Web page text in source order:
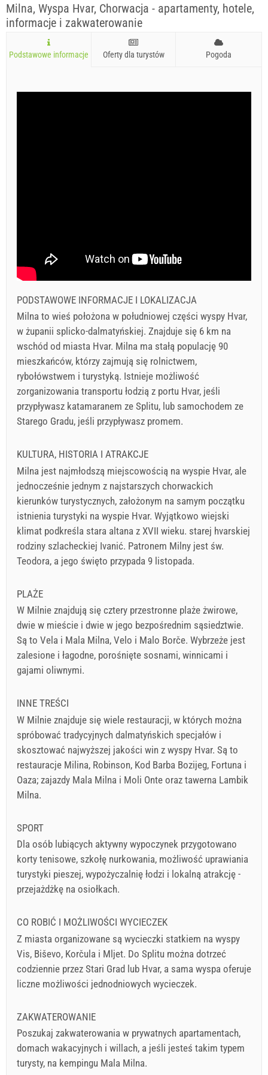
Milna, Wyspa Hvar, Chorwacja - apartamenty, hotele,
informacje i zakwaterowanie
Podstawowe informacje Oferty dla turystów Pogoda
PODSTAWOWE INFORMACJE I LOKALIZACJA
Milna to wieś położona w południowej części wyspy Hvar,
w żupanii splicko-dalmatyńskiej. Znajduje się 6 km na
wschód od miasta Hvar. Milna ma stałą populację 90
mieszkańców, którzy zajmują się rolnictwem,
rybołówstwem i turystyką. Istnieje możliwość
zorganizowania transportu łodzią z portu Hvar, jeśli
przypływasz katamaranem ze Splitu, lub samochodem ze
Starego Gradu, jeśli przypływasz promem.
KULTURA, HISTORIA I ATRAKCJE
Milna jest najmłodszą miejscowością na wyspie Hvar, ale
jednocześnie jednym z najstarszych chorwackich
kierunków turystycznych, założonym na samym początku
istnienia turystyki na wyspie Hvar. Wyjątkowo wiejski
klimat podkreśla stara altana z XVII wieku. starej hvarskiej
rodziny szlacheckiej Ivanić. Patronem Milny jest św.
Teodora, a jego święto przypada 9 listopada.
PLAŻE
W Milnie znajdują się cztery przestronne plaże żwirowe,
dwie w mieście i dwie w jego bezpośrednim sąsiedztwie.
Są to Vela i Mala Milna, Velo i Malo Borče. Wybrzeże jest
zalesione i łagodne, porośnięte sosnami, winnicami i
gajami oliwnymi.
INNE TREŚCI
W Milnie znajduje się wiele restauracji, w których można
spróbować tradycyjnych dalmatyńskich specjałów i
skosztować najwyższej jakości win z wyspy Hvar. Są to
restauracje Milina, Robinson, Kod Barba Bozijeg, Fortuna i
Oaza; zajazdy Mala Milna i Moli Onte oraz tawerna Lambik
Milna.
SPORT
Dla osób lubiących aktywny wypoczynek przygotowano
korty tenisowe, szkołę nurkowania, możliwość uprawiania
turystyki pieszej, wypożyczalnię łodzi i lokalną atrakcję -
przejażdżkę na osiołkach.
CO ROBIĆ I MOŻLIWOŚCI WYCIECZEK
Z miasta organizowane są wycieczki statkiem na wyspy
Vis, Biševo, Korčula i Mljet. Do Splitu można dotrzeć
codziennie przez Stari Grad lub Hvar, a sama wyspa oferuje
liczne możliwości jednodniowych wycieczek.
ZAKWATEROWANIE
Poszukaj zakwaterowania w prywatnych apartamentach,
domach wakacyjnych i willach, a jeśli jesteś takim typem
turysty, na kempingu Mala Milna.